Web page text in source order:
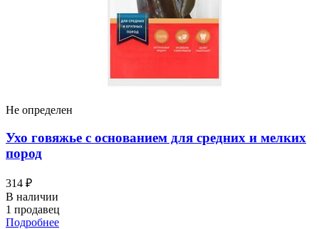
Не определен
Ухо говяжье с основанием для средних и мелких
пород
314 ₽
В наличии
1 продавец
Подробнее